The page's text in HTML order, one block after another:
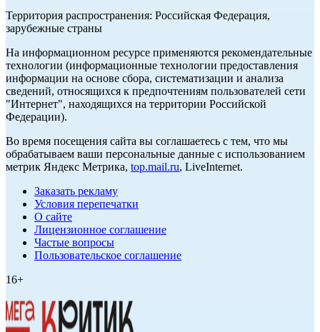
Территория распространения: Российская Федерация,
зарубежные страны
На информационном ресурсе применяются рекомендательные
технологии (информационные технологии предоставления
информации на основе сбора, систематизации и анализа
сведений, относящихся к предпочтениям пользователей сети
"Интернет", находящихся на территории Российской
Федерации).
Во время посещения сайта вы соглашаетесь с тем, что мы
обрабатываем ваши персональные данные с использованием
метрик Яндекс Метрика, top.mail.ru, LiveInternet.
Заказать рекламу
Условия перепечатки
О сайте
Лицензионное соглашение
Частые вопросы
Пользовательское соглашение
16+